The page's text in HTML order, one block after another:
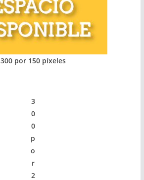
300 por 150 píxeles
3
0
0
p
o
r
2